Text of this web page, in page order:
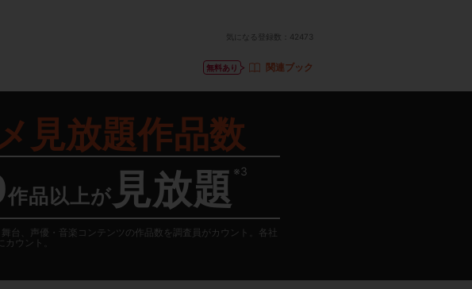
気になる登録数： 42473
無料あり 関連ブック
見放題作品数
作品以上が 見放題 ※3
台、声優・音楽コンテンツの作品数を調査員がカウント。各社
ウント。